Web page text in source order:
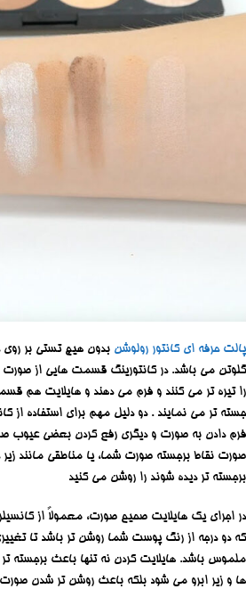
پالت حرفه ای کانتور رولوشن بدون هیچ تستی بر روی
گلوتن می باشد. در کانتورینگ قسمت هایی از صورت
را تیره تر می کنند و فرم می دهند و هایلایت هم
جسته تر می نمایند . دو دلیل مهم برای استفاده از
فرم دادن به صورت و دیگری رفع کردن بعضی عیوب
صورت نقاط برجسته صورت شما، یا مناطقی مانند
برجسته تر دیده شوند را روشن می کنید
در اجرای یک هایلایت صحیح صورت، معمولاً از
که دو درجه از رنگ پوست شما روشن تر باشد تا
ملموس باشد. هایلایت کردن نه تنها باعث برجسته
ها و زیر ابرو می شود بلکه باعث روشن تر شدن